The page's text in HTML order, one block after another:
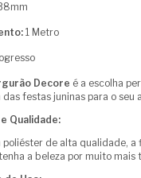
1 Metro
Decore é a escolha
festas juninas para o seu
Qualidade:
poliéster de alta qualidade,
a beleza por muito mais